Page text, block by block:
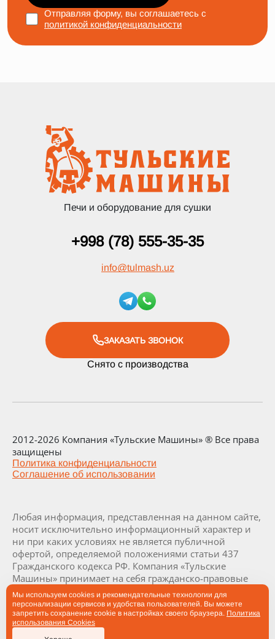
Отправляя форму, вы соглашаетесь с
политикой конфиденциальности
Печи и оборудование для сушки
+998 (78) 555-35-35
info@tulmash.uz
ЗАКАЗАТЬ ЗВОНОК
Снято с производства
2012-2026 Компания «Тульские Машины» ® Все права
защищены
Политика конфиденциальности
Соглашение об использовании
Любая информация, представленная на данном сайте,
носит исключительно информационный характер и
ни при каких условиях не является публичной
офертой, определяемой положениями статьи 437
Гражданского кодекса РФ. Компания «Тульские
Машины» принимает на себя гражданско-правовые
обязательства исключительно в результате отдельно
и специально совершенных сделок. Визуализация и
комплектация заводов и их составляющих являются
проектными и могут быть изменены в ходе
Мы используем cookies и рекомендательные технологии для
персонализации сервисов и удобства пользователей. Вы можете
запретить сохранение cookie в настройках своего браузера. Политика
использования Cookies